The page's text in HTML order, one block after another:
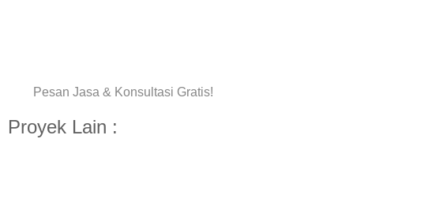
Pesan Jasa & Konsultasi Gratis!
Proyek Lain :